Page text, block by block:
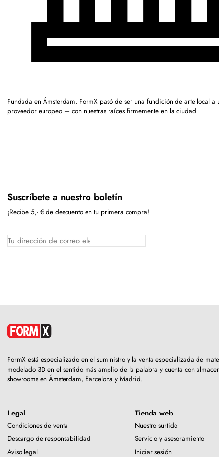
Fundada en Ámsterdam, FormX pasó de ser una fundición de arte local a
proveedor europeo — con nuestras raíces firmemente en la ciudad.
Suscríbete a nuestro boletín
¡Recibe 5,- € de descuento en tu primera compra!
FormX está especializado en el suministro y la venta especializada de
modelado 3D en el sentido más amplio de la palabra y cuenta con
showrooms en Ámsterdam, Barcelona y Madrid.
Legal
Condiciones de venta
Descargo de responsabilidad
Aviso legal
Tienda web
Nuestro surtido
Servicio y asesoramiento
Iniciar sesión